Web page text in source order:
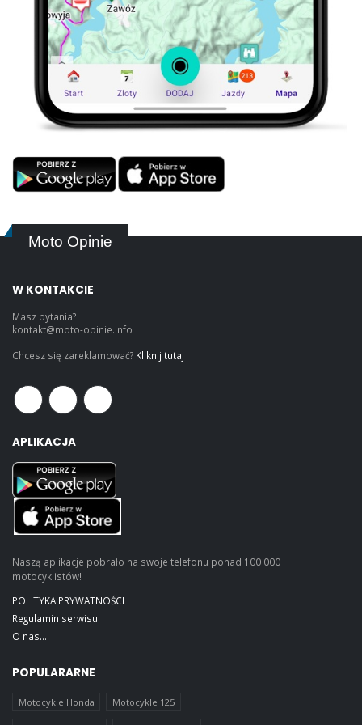
Moto Opinie
W KONTAKCIE
Masz pytania?
kontakt@moto-opinie.info
Chcesz się zareklamować? Kliknij tutaj
APLIKACJA
Naszą aplikacje pobrało na swoje telefonu ponad 100 000
motocyklistów!
POLITYKA PRYWATNOŚCI
Regulamin serwisu
O nas...
POPULARARNE
Motocykle Honda Motocykle 125